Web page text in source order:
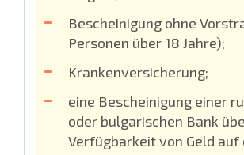
Bescheinigung ohne
Personen über 18 Jahre);
Krankenversicherung;
eine Bescheinigung einer
oder bulgarischen Bank
Verfügbarkeit von Geld auf